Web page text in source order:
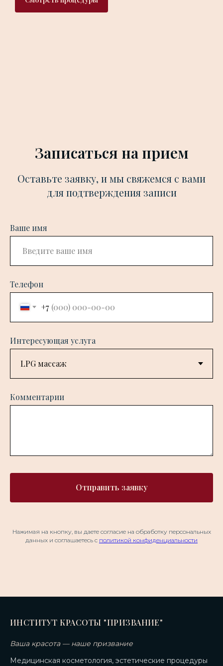
Записаться на прием
Оставьте заявку, и мы свяжемся с вами
для подтверждения записи
Ваше имя
Телефон
+7
Интересующая услуга
Комментарии
Отправить заявку
Нажимая на кнопку, вы даете согласие на обработку персональных
данных и соглашаетесь c политикой конфиденциальности
ИНСТИТУТ КРАСОТЫ "ПРИЗВАНИЕ"
Ваша красота — наше призвание
Медицинская косметология, эстетические процедуры